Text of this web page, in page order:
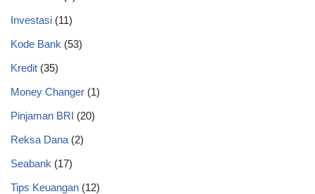
Investasi (11)
Kode Bank (53)
Kredit (35)
Money Changer (1)
Pinjaman BRI (20)
Reksa Dana (2)
Seabank (17)
Tips Keuangan (12)